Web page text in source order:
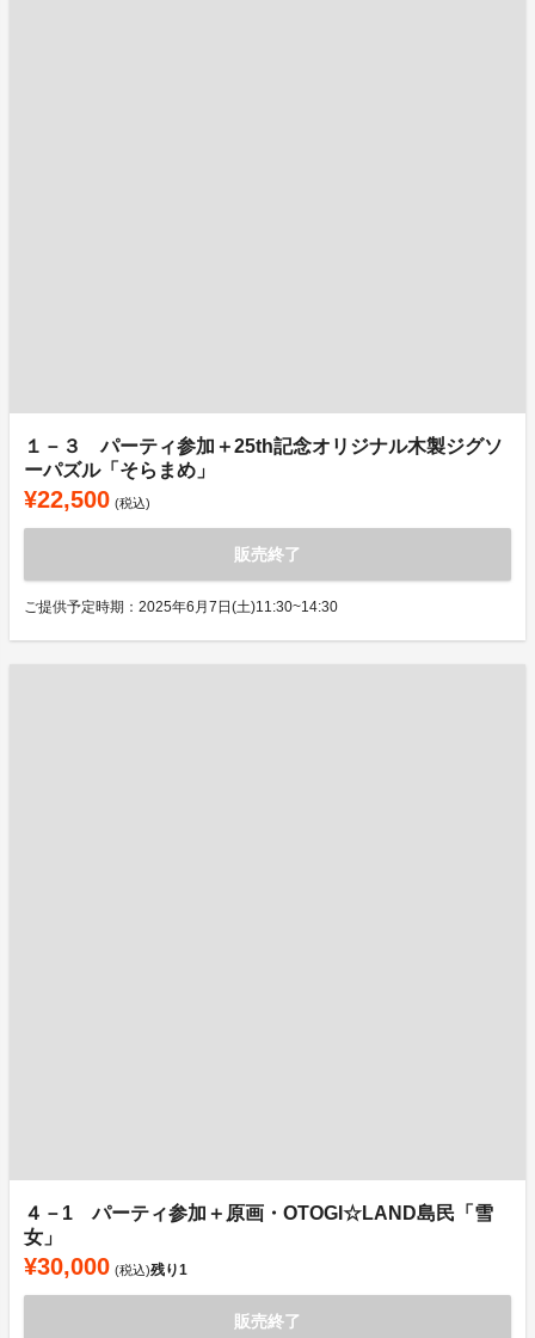
１－３ パーティ参加＋25th記念オリジナル木製ジグソ
ーパズル「そらまめ」
¥22,500 (税込)
販売終了
ご提供予定時期：2025年6月7日(土)11:30~14:30
４－1 パーティ参加＋原画・OTOGI☆LAND島民「雪
女」
¥30,000 (税込)残り1
販売終了